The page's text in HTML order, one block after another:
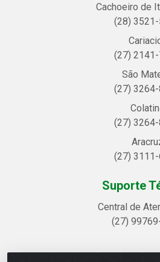
Cachoeiro de
(28)
(27) 2141-
São
(27)
(27)
(27)
Suporte
Central de
(27)